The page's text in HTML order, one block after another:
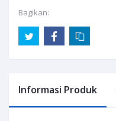
Bagikan:
Informasi Produk